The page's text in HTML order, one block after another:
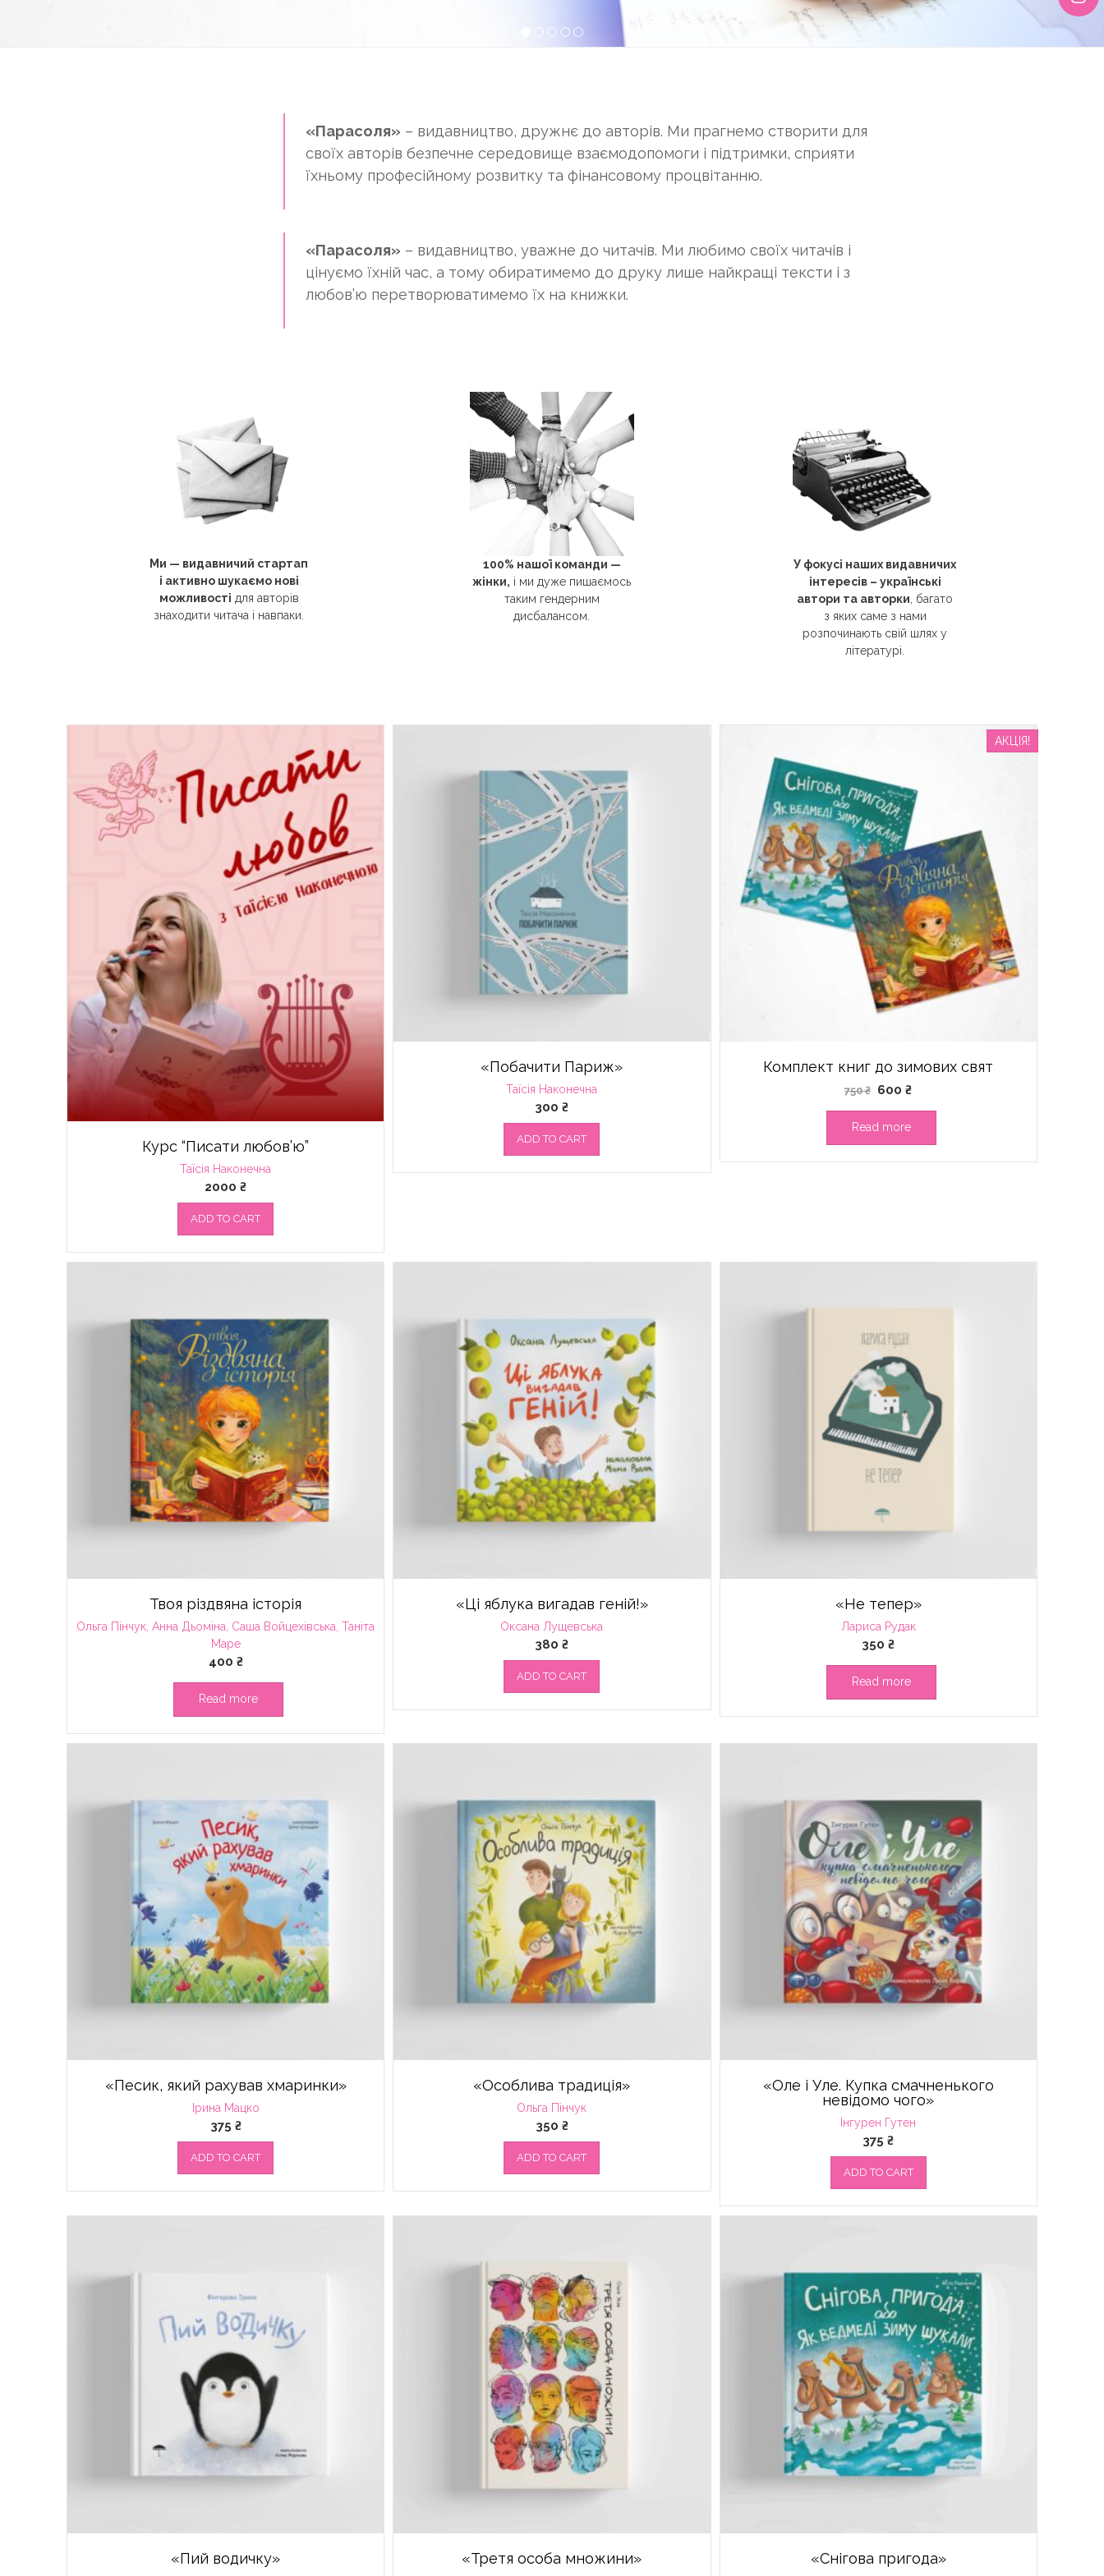
«Парасоля» – видавництво, дружнє до авторів. Ми прагнемо створити для
своїх авторів безпечне середовище взаємодопомоги і підтримки, сприяти
їхньому професійному розвитку та фінансовому процвітанню.
«Парасоля» – видавництво, уважне до читачів. Ми любимо своїх читачів і
цінуємо їхній час, а тому обиратимемо до друку лише найкращі тексти і з
любов’ю перетворюватимемо їх на книжки.
Ми — видавничий стартап
і активно шукаємо нові
можливості для авторів
знаходити читача і навпаки.
100% нашої команди —
жінки, і ми дуже пишаємось
таким гендерним
дисбалансом.
У фокусі наших видавничих
інтересів – українські
автори та авторки , багато
з яких саме з нами
розпочинають свій шлях у
літературі.
Курс “Писати любов’ю”
Таїсія Наконечна
2000₴
ADD TO CART
«Побачити Париж»
Таїсія Наконечна
300₴
ADD TO CART
АКЦІЯ!
Комплект книг до зимових свят
750₴ 600₴
Read more
Твоя різдвяна історія
Ольга Пінчук, Анна Дьоміна, Саша Войцехівська, Таніта
Маре
400 ₴
Read more
«Ці яблука вигадав геній!»
Оксана Лущевська
380₴
ADD TO CART
«Не тепер»
Лариса Рудак
350₴
Read more
«Песик, який рахував хмаринки»
Ірина Мацко
375 ₴
ADD TO CART
«Особлива традиція»
Ольга Пінчук
350 ₴
ADD TO CART
«Оле і Уле. Купка смачненького
невідомо чого»
Інгурен Гутен
375₴
ADD TO CART
«Пий водичку» «Третя особа множини» «Снігова пригода»